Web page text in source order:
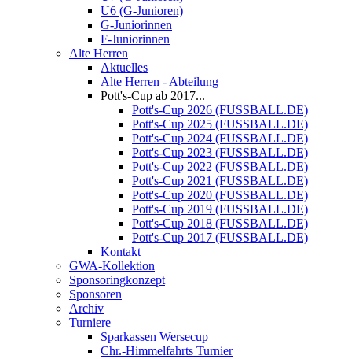
U6 (G-Junioren)
G-Juniorinnen
F-Juniorinnen
Alte Herren
Aktuelles
Alte Herren - Abteilung
Pott's-Cup ab 2017...
Pott's-Cup 2026 (FUSSBALL.DE)
Pott's-Cup 2025 (FUSSBALL.DE)
Pott's-Cup 2024 (FUSSBALL.DE)
Pott's-Cup 2023 (FUSSBALL.DE)
Pott's-Cup 2022 (FUSSBALL.DE)
Pott's-Cup 2021 (FUSSBALL.DE)
Pott's-Cup 2020 (FUSSBALL.DE)
Pott's-Cup 2019 (FUSSBALL.DE)
Pott's-Cup 2018 (FUSSBALL.DE)
Pott's-Cup 2017 (FUSSBALL.DE)
Kontakt
GWA-Kollektion
Sponsoringkonzept
Sponsoren
Archiv
Turniere
Sparkassen Wersecup
Chr.-Himmelfahrts Turnier